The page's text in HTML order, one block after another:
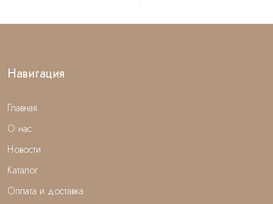
Навигация
Главная
О нас
Новости
Каталог
Оплата и доставка